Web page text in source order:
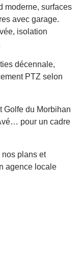
moderne, surfaces
avec garage.
isolation
décennale,
PTZ selon
Golfe du Morbihan
pour un cadre
plans et
agence locale